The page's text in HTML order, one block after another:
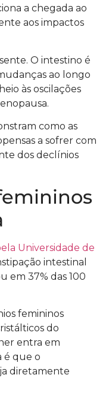
a chegada ao
aos impactos
O intestino é
ao longo
às oscilações
como as
a sofrer com
dos declínios
Universidade de
intestinal
em 37% das 100
femininos
do
entra em
é que o
diretamente